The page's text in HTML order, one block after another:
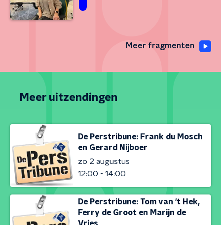
Meer fragmenten
Meer uitzendingen
De Perstribune: Frank du Mosch
en Gerard Nijboer
zo 2 augustus
12:00 - 14:00
De Perstribune: Tom van 't Hek,
Ferry de Groot en Marijn de
Vries